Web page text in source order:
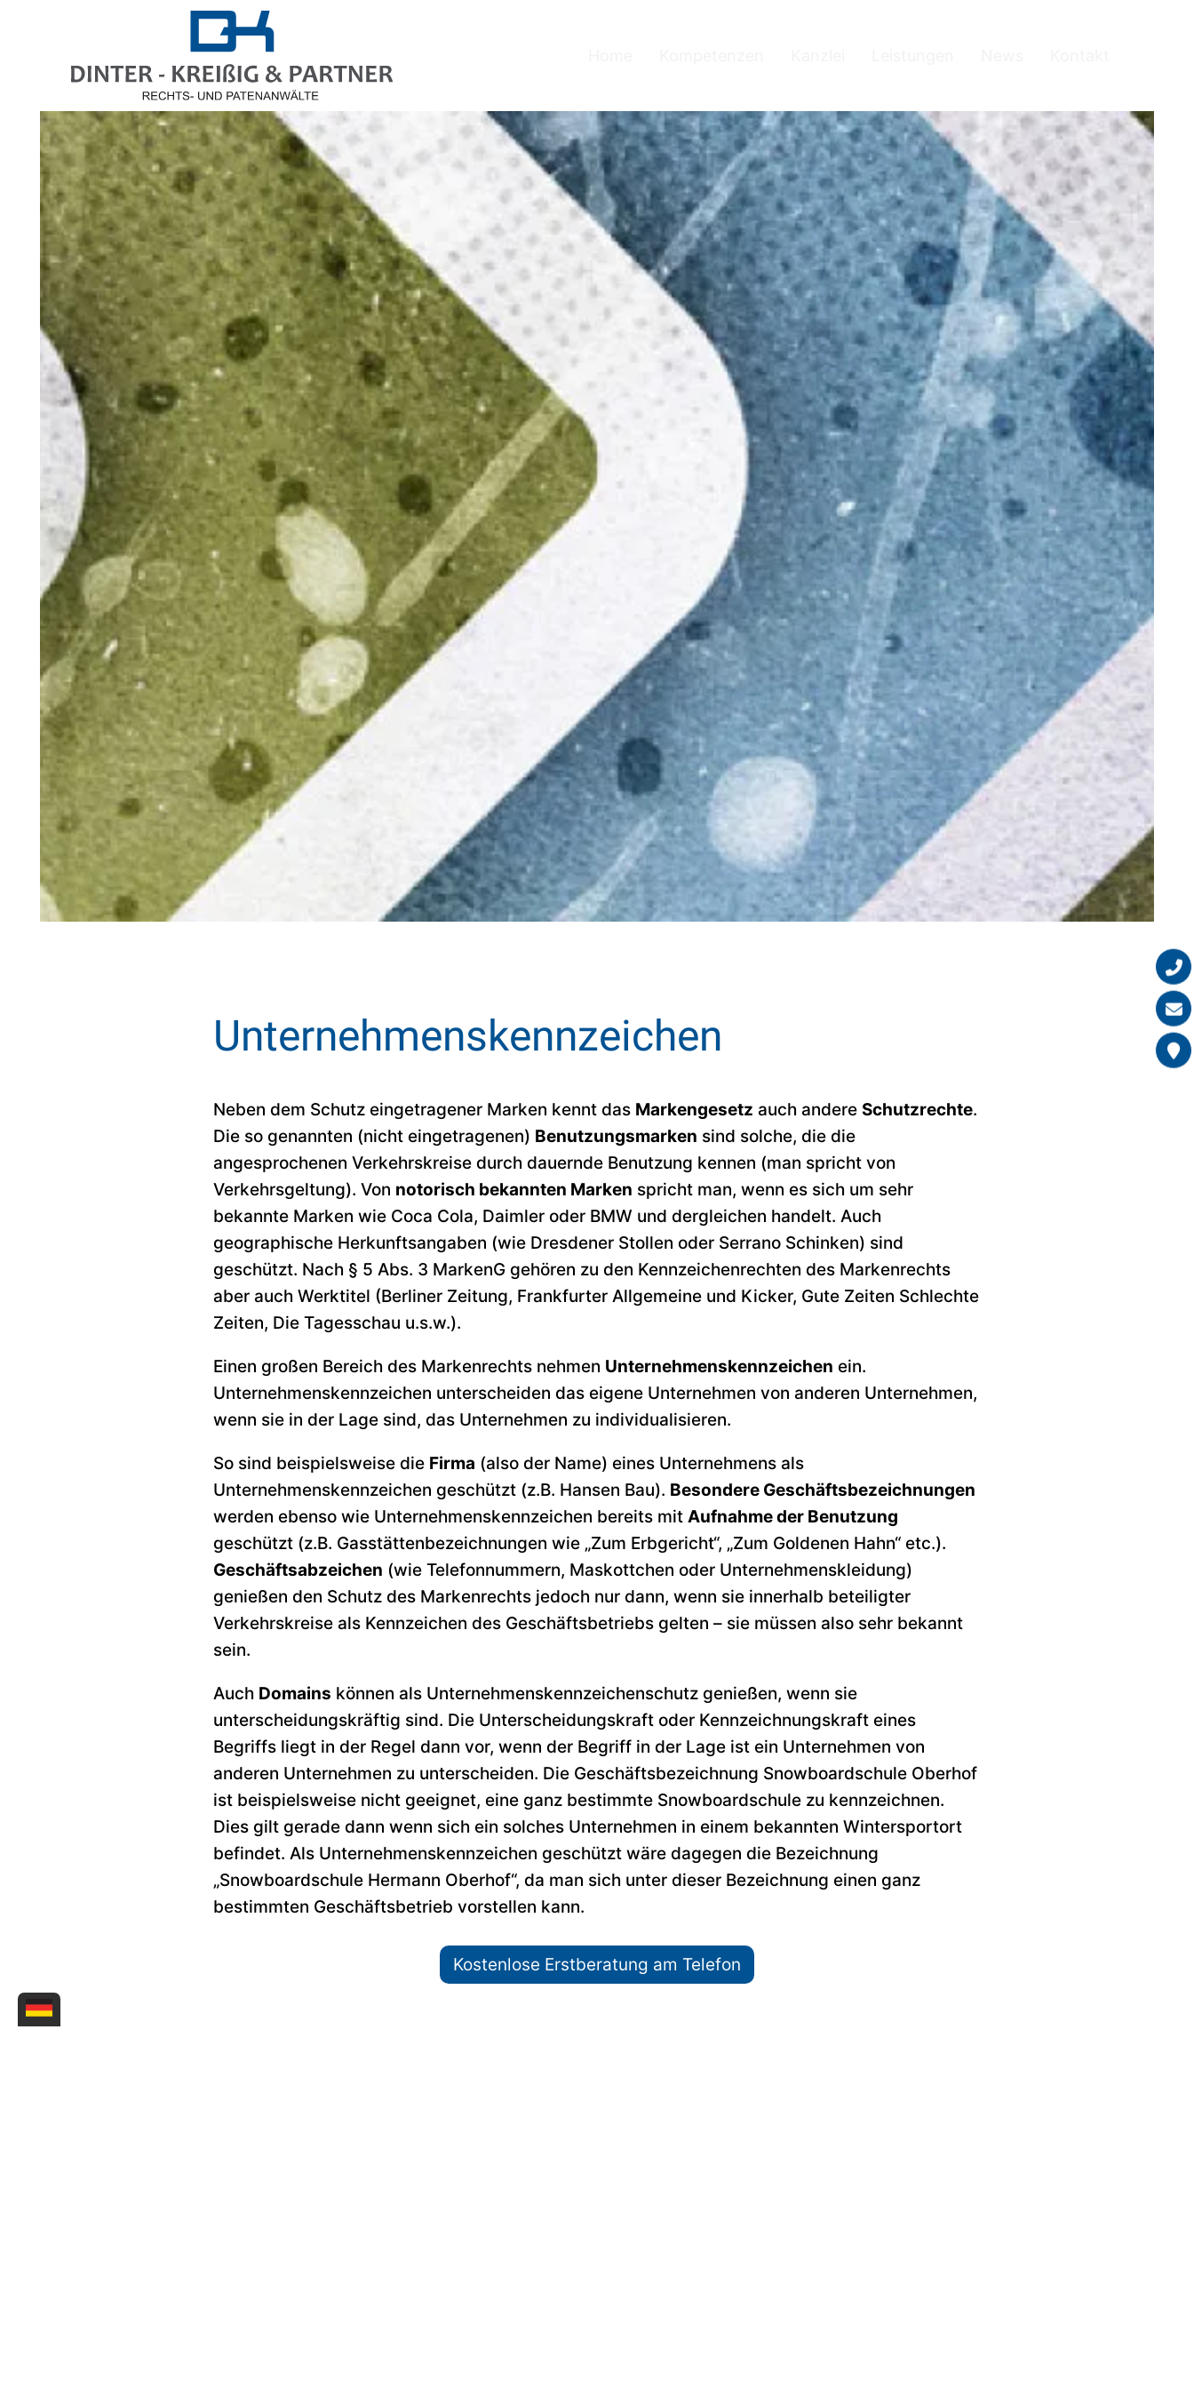
Unternehmenskennzeichen
Neben dem Schutz eingetragener Marken kennt das Markengesetz auch andere Schutzrechte.
Die so genannten (nicht eingetragenen) Benutzungsmarken sind solche, die die
angesprochenen Verkehrskreise durch dauernde Benutzung kennen (man spricht von
Verkehrsgeltung). Von notorisch bekannten Marken spricht man, wenn es sich um sehr
bekannte Marken wie Coca Cola, Daimler oder BMW und dergleichen handelt. Auch
geographische Herkunftsangaben (wie Dresdener Stollen oder Serrano Schinken) sind
geschützt. Nach § 5 Abs. 3 MarkenG gehören zu den Kennzeichenrechten des Markenrechts
aber auch Werktitel (Berliner Zeitung, Frankfurter Allgemeine und Kicker, Gute Zeiten Schlechte
Zeiten, Die Tagesschau u.s.w.).
Einen großen Bereich des Markenrechts nehmen Unternehmenskennzeichen ein.
Unternehmenskennzeichen unterscheiden das eigene Unternehmen von anderen Unternehmen,
wenn sie in der Lage sind, das Unternehmen zu individualisieren.
So sind beispielsweise die Firma (also der Name) eines Unternehmens als
Unternehmenskennzeichen geschützt (z.B. Hansen Bau). Besondere Geschäftsbezeichnungen
werden ebenso wie Unternehmenskennzeichen bereits mit Aufnahme der Benutzung
geschützt (z.B. Gasstättenbezeichnungen wie „Zum Erbgericht“, „Zum Goldenen Hahn“ etc.).
Geschäftsabzeichen (wie Telefonnummern, Maskottchen oder Unternehmenskleidung)
genießen den Schutz des Markenrechts jedoch nur dann, wenn sie innerhalb beteiligter
Verkehrskreise als Kennzeichen des Geschäftsbetriebs gelten – sie müssen also sehr bekannt
sein.
Auch Domains können als Unternehmenskennzeichenschutz genießen, wenn sie
unterscheidungskräftig sind. Die Unterscheidungskraft oder Kennzeichnungskraft eines
Begriffs liegt in der Regel dann vor, wenn der Begriff in der Lage ist ein Unternehmen von
anderen Unternehmen zu unterscheiden. Die Geschäftsbezeichnung Snowboardschule Oberhof
ist beispielsweise nicht geeignet, eine ganz bestimmte Snowboardschule zu kennzeichnen.
Dies gilt gerade dann wenn sich ein solches Unternehmen in einem bekannten Wintersportort
befindet. Als Unternehmenskennzeichen geschützt wäre dagegen die Bezeichnung
„Snowboardschule Hermann Oberhof“, da man sich unter dieser Bezeichnung einen ganz
bestimmten Geschäftsbetrieb vorstellen kann.
Kostenlose Erstberatung am Telefon